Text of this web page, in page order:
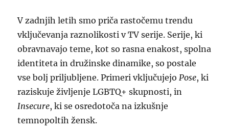
V zadnjih letih smo priča rastočemu trendu
vključevanja raznolikosti v TV serije. Serije, ki
obravnavajo teme, kot so rasna enakost, spolna
identiteta in družinske dinamike, so postale
vse bolj priljubljene. Primeri vključujejoPose, ki
raziskuje življenje LGBTQ+ skupnosti, in
Insecure, ki se osredotoča na izkušnje
temnopoltih žensk.